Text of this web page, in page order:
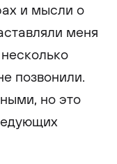
и мысли о
меня
позвонили.
но это